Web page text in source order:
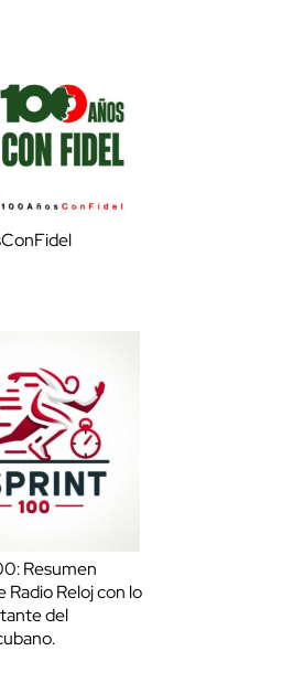
Resumen
Radio Reloj con lo
del